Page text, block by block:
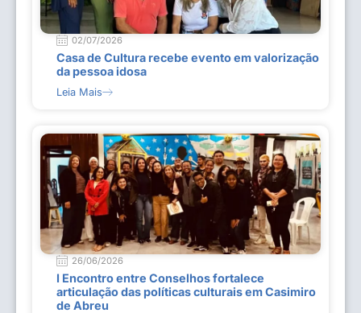
02/07/2026
Casa de Cultura recebe evento em valorização
da pessoa idosa
Leia Mais
26/06/2026
I Encontro entre Conselhos fortalece
articulação das políticas culturais em Casimiro
de Abreu